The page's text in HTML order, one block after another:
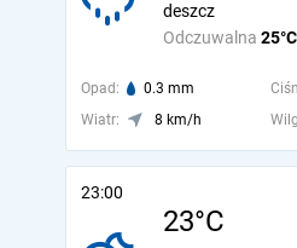
Odczuwalna 25°C
deszcz
Opad: 0.3 mm
Wiatr:
8 km/h
23:00
23°C